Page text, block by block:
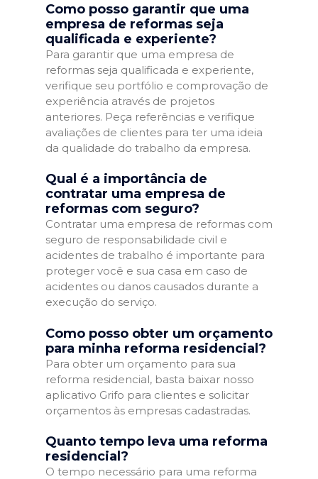
Como posso garantir que uma
empresa de reformas seja
qualificada e experiente?
Para garantir que uma empresa de
reformas seja qualificada e experiente,
verifique seu portfólio e comprovação de
experiência através de projetos
anteriores. Peça referências e verifique
avaliações de clientes para ter uma ideia
da qualidade do trabalho da empresa.
Qual é a importância de
contratar uma empresa de
reformas com seguro?
Contratar uma empresa de reformas com
seguro de responsabilidade civil e
acidentes de trabalho é importante para
proteger você e sua casa em caso de
acidentes ou danos causados durante a
execução do serviço.
Como posso obter um orçamento
para minha reforma residencial?
Para obter um orçamento para sua
reforma residencial, basta baixar nosso
aplicativo Grifo para clientes e solicitar
orçamentos às empresas cadastradas.
Quanto tempo leva uma reforma
residencial?
O tempo necessário para uma reforma